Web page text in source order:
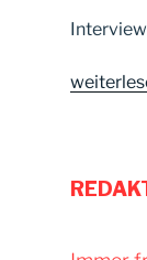
„The
Rock